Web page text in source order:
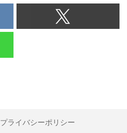
プライバシーポリシー